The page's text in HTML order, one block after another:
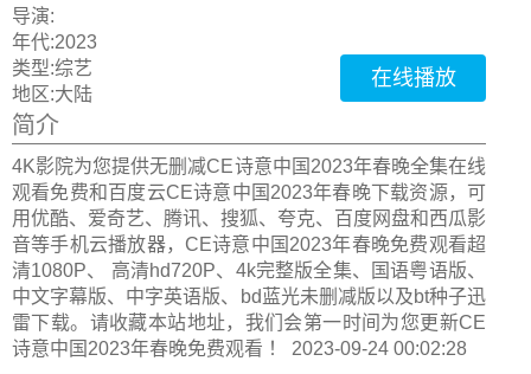
导演:
年代:2023
类型:综艺
地区:大陆
在线播放
简介
4K影院为您提供无删减CE诗意中国2023年春晚全集在线
观看免费和百度云CE诗意中国2023年春晚下载资源，可
用优酷、爱奇艺、腾讯、搜狐、夸克、百度网盘和西瓜影
音等手机云播放器，CE诗意中国2023年春晚免费观看超
清1080P、 高清hd720P、4k完整版全集、国语粤语版、
中文字幕版、中字英语版、bd蓝光未删减版以及bt种子迅
雷下载。请收藏本站地址，我们会第一时间为您更新CE
诗意中国2023年春晚免费观看 ！ 2023-09-24 00:02:28